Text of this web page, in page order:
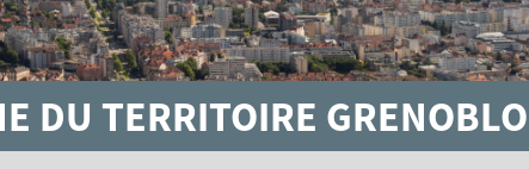
DU TERRITOIRE